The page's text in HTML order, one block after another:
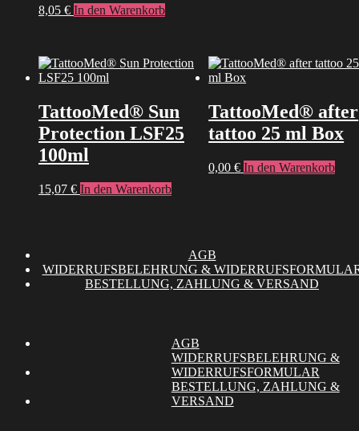
8,05 € In den Warenkorb
TattooMed® Sun
Protection LSF25
100ml
15,07 € In den Warenkorb
TattooMed® after
tattoo 25 ml Box
0,00€ In den Warenkorb
AGB
WIDERRUFSBELEHRUNG &
BESTELLUNG, ZAHLUNG & VERSAND
AGB
WIDERRUFSBELEHRUNG &
WIDERRUFSFORMULAR
BESTELLUNG, ZAHLUNG &
VERSAND